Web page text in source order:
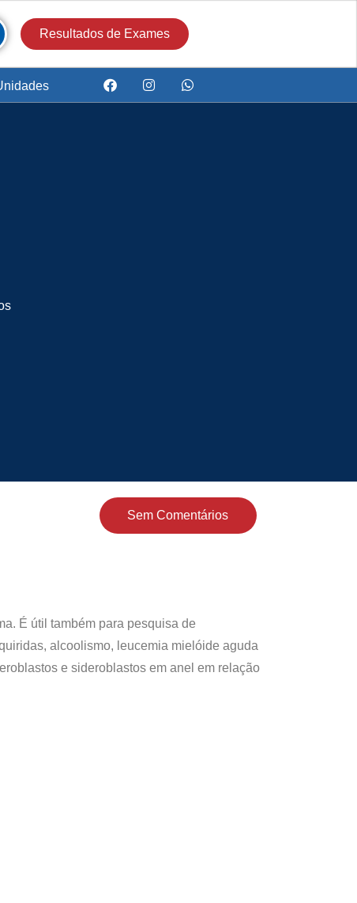
Resultados de Exames
Sem Comentários
É útil também para pesquisa de
alcoolismo, leucemia mielóide aguda
e sideroblastos em anel em relação